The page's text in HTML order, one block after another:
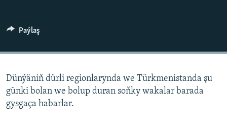
Paýlaş
Dünýäniň dürli regionlarynda we Türkmenistanda şu
günki bolan we bolup duran soňky wakalar barada
gysgaça habarlar.